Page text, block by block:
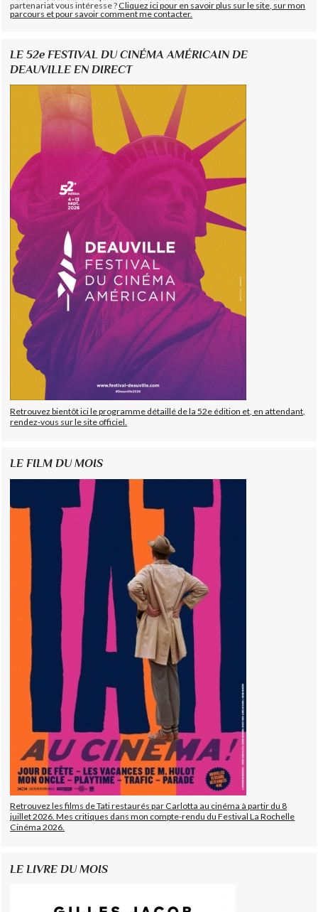
partenariat vous intéresse ?Cliquez ici pour en savoir plus sur le site, sur mon
parcours et pour savoir comment me contacter.
LE 52e FESTIVAL DU CINÉMA AMÉRICAIN DE
DEAUVILLE EN DIRECT
Retrouvez bientôt ici le programme détaillé de la 52e édition et, en attendant,
rendez-vous sur le site officiel.
LE FILM DU MOIS
Retrouvez les films de Tati restaurés par Carlotta au cinéma à partir du 8
juillet 2026. Mes critiques dans mon compte-rendu du Festival La Rochelle
Cinéma 2026.
LE LIVRE DU MOIS